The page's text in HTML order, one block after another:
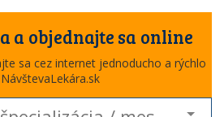
a objednajte sa online
sa cez internet jednoducho a rýchlo